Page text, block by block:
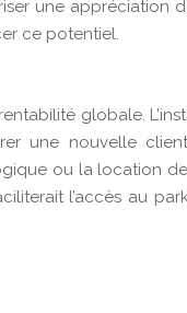
une appréciation
ce potentiel.
globale.
une nouvelle
ou la location
l’accès au